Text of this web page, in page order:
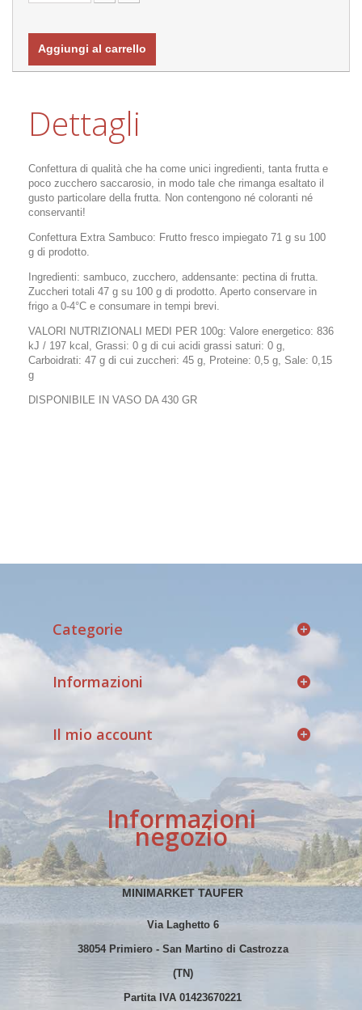
Aggiungi al carrello
Dettagli
Confettura di qualità che ha come unici ingredienti, tanta frutta e
poco zucchero saccarosio, in modo tale che rimanga esaltato il
gusto particolare della frutta. Non contengono né coloranti né
conservanti!
Confettura Extra Sambuco: Frutto fresco impiegato 71 g su 100
g di prodotto.
Ingredienti: sambuco, zucchero, addensante: pectina di frutta.
Zuccheri totali 47 g su 100 g di prodotto. Aperto conservare in
frigo a 0-4°C e consumare in tempi brevi.
VALORI NUTRIZIONALI MEDI PER 100g: Valore energetico: 836
kJ / 197 kcal, Grassi: 0 g di cui acidi grassi saturi: 0 g,
Carboidrati: 47 g di cui zuccheri: 45 g, Proteine: 0,5 g, Sale: 0,15
g
DISPONIBILE IN VASO DA 430 GR
Categorie
Informazioni
Il mio account
Informazioni
negozio
MINIMARKET TAUFER
Via Laghetto 6
38054 Primiero - San Martino di Castrozza
(TN)
Partita IVA 01423670221